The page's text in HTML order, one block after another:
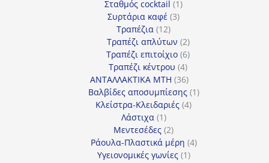
προϊόν
Σταθμός cocktail 11
Συρτάρια καφέ 33
Τραπέζια 1212
προϊόντα
Τραπέζι απλύτων 22
προϊόντα
Τραπέζι επιτοίχιο 66
προϊόντα
Τραπέζι κέντρου 44
προϊόντα
ΑΝΤΑΛΛΑΚΤΙΚΑ MTH 3636
προϊόντα
Βαλβίδες αποσυμπίεσης 11
Κλείστρα-Κλειδαριές 44
Λάστιχα 11
προϊόν
Μεντεσέδες 22
προϊόντα
Ράουλα-Πλαστικά μέρη 44
Υγειονομικές γωνίες 11